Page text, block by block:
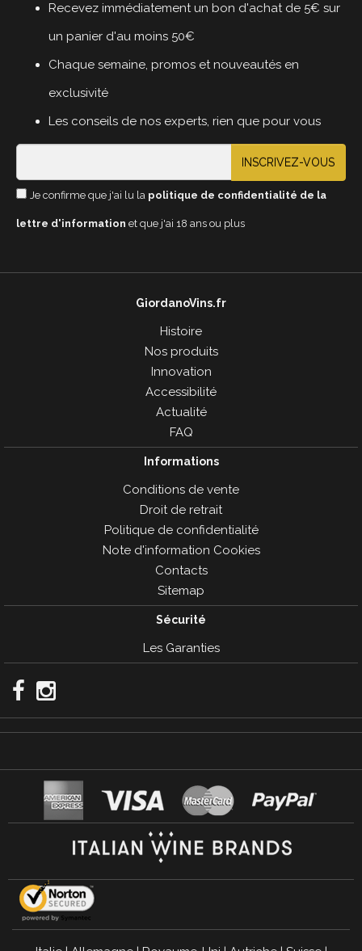
Recevez immédiatement un bon d'achat de 5€ sur
un panier d'au moins 50€
Chaque semaine, promos et nouveautés en
exclusivité
Les conseils de nos experts, rien que pour vous
INSCRIVEZ-VOUS
Je confirme que j'ai lu la politique de confidentialité de la
lettre d'information et que j'ai 18 ans ou plus
GiordanoVins.fr
Histoire
Nos produits
Innovation
Accessibilité
Actualité
FAQ
Informations
Conditions de vente
Droit de retrait
Politique de confidentialité
Note d'information Cookies
Contacts
Sitemap
Sécurité
Les Garanties